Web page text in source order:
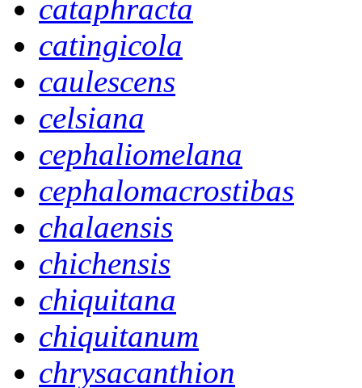
cataphracta
catingicola
caulescens
celsiana
cephaliomelana
cephalomacrostibas
chalaensis
chichensis
chiquitana
chiquitanum
chrysacanthion